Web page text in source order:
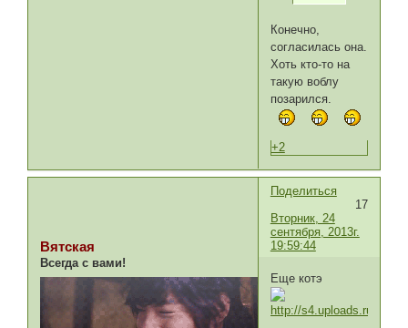
Конечно,
согласилась она.
Хоть кто-то на
такую воблу
позарился.
+2
Поделиться
17
Вторник, 24
сентября, 2013г.
19:59:44
Вятская
Всегда с вами!
Еще котэ